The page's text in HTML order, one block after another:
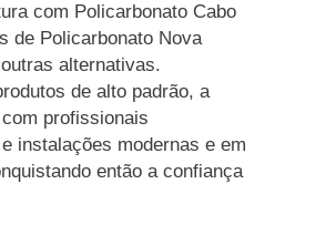
com Policarbonato Cabo
de Policarbonato Nova
alternativas.
de alto padrão, a
profissionais
instalações modernas e em
então a confiança